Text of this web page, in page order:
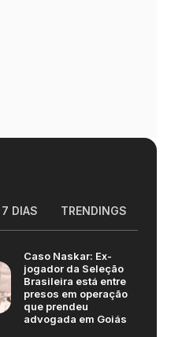
7 DIAS TRENDINGS
Caso Naskar: Ex-
jogador da Seleção
Brasileira está entre
presos em operação
que prendeu
advogada em Goiás